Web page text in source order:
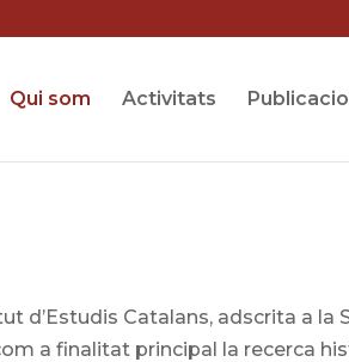
Qui som Activitats
d’Estudis Catalans, adscrita a la
a finalitat principal la recerca